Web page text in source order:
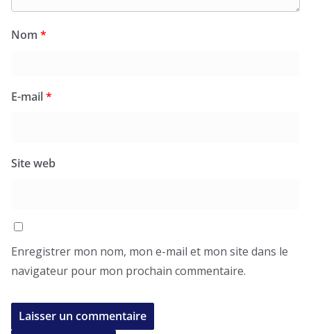
Nom *
E-mail*
Site web
Enregistrer mon nom, mon e-mail et mon site dans le
navigateur pour mon prochain commentaire.